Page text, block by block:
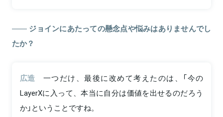
ジョインにあたっての懸念点や悩みはありませんでし
たか？
広造
一つだけ、最後に改めて考えたのは、「今の
LayerXに入って、本当に自分は価値を出せるのだろう
か」ということですね。